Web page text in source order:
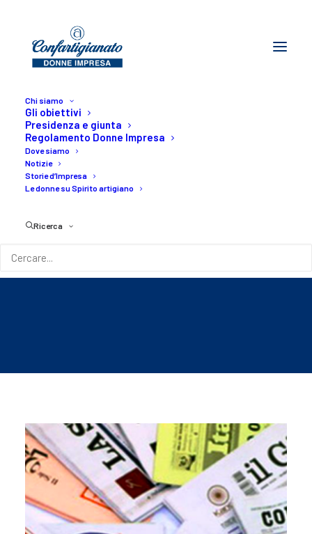
Chi siamo
Gli obiettivi
Presidenza e giunta
Regolamento Donne Impresa
Dove siamo
Notizie
Storie d’Impresa
Le donne su Spirito artigiano
Ricerca
delle mamme"